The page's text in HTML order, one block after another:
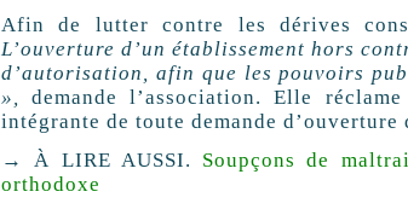
Afin de lutter contre les dérives
L’ouverture d’un établissement hors
d’autorisation, afin que les pouvoirs
»,
demande l’association. Elle
intégrante de toute demande d’ouverture
→ À LIRE AUSSI. Soupçons de
orthodoxe